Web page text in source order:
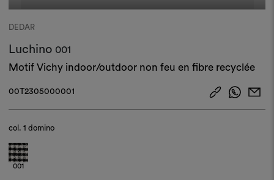
DEDAR
Luchino 001
Motif Vichy indoor/outdoor non feu en fibre recyclée
00T2305000001
col.1 domino
001